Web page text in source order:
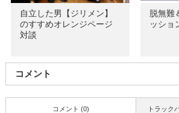
自立した男【ジリメン】
のすすめオレンジページ
対談
脱無難
ッショ
コメント
トラック
コメント (0)